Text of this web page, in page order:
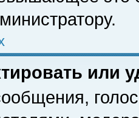
или